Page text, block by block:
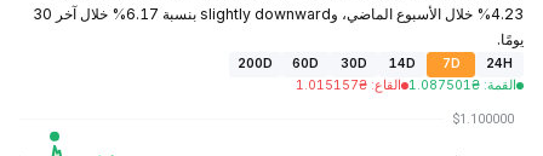
4.23% خلال الأسبوع الماضي، وslightly downward بنسبة 6.17% خلال آخر 30
يومًا.
24H
7D
14D
30D
60D
200D
القمة:
₴
1.087501 القاع:
₴
1.015157